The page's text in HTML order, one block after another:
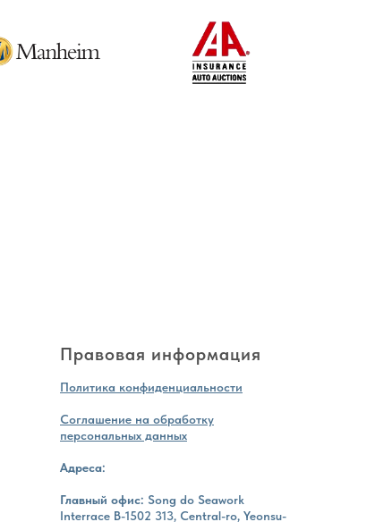
Правовая информация
Политика конфиденциальности
Соглашение на обработку
персональных данных
Адреса:
Главный офис: Song do Seawork
Interrace B-1502 313, Central-ro, Yeonsu-